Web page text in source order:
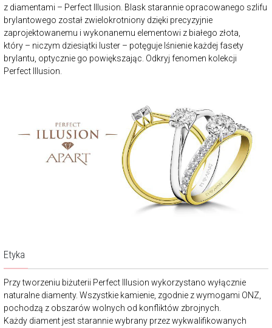
z diamentami – Perfect Illusion. Blask starannie opracowanego szlifu
brylantowego został zwielokrotniony dzięki precyzyjnie
zaprojektowanemu i wykonanemu elementowi z białego złota,
który – niczym dziesiątki luster – potęguje lśnienie każdej fasety
brylantu, optycznie go powiększając. Odkryj fenomen kolekcji
Perfect Illusion.
Etyka
Przy tworzeniu biżuterii Perfect Illusion wykorzystano wyłącznie
naturalne diamenty. Wszystkie kamienie, zgodnie z wymogami ONZ,
pochodzą z obszarów wolnych od konfliktów zbrojnych.
Każdy diament jest starannie wybrany przez wykwalifikowanych